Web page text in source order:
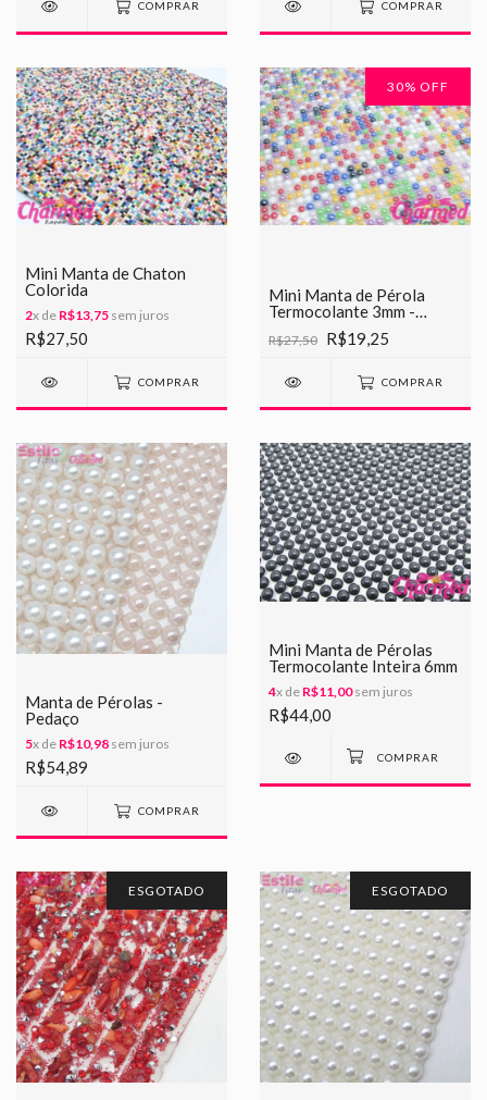
COMPRAR COMPRAR
Mini Manta de Chaton
Colorida
2x de R$13,75 sem juros
R$27,50
COMPRAR
30% OFF
Mini Manta de Pérola
Termocolante 3mm -
R$27,50 R$19,25
COMPRAR
Manta de Pérolas -
Pedaço
5x de R$10,98 sem juros
R$54,89
COMPRAR
Mini Manta de Pérolas
Termocolante Inteira 6mm
4x de R$11,00sem juros
R$44,00
ESGOTADO ESGOTADO